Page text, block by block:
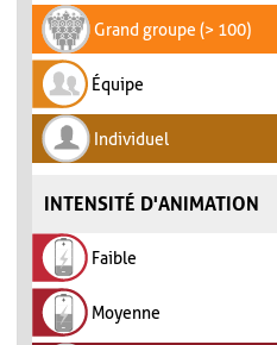
Grand groupe (> 100)
Équipe
Individuel
INTENSITÉ D'ANIMATION
Faible
Moyenne